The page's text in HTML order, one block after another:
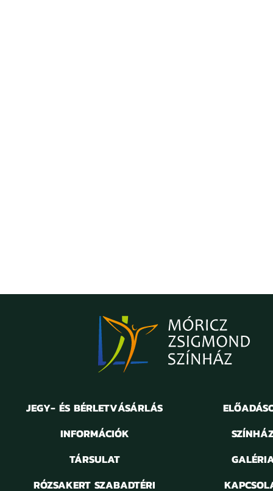
JEGY- ÉS BÉRLETVÁSÁRLÁS
INFORMÁCIÓK
TÁRSULAT
RÓZSAKERT SZABADTÉRI